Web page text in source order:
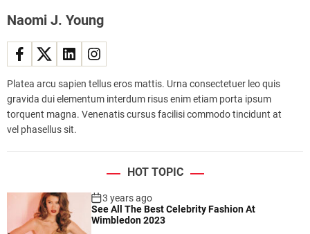
Naomi J. Young
Platea arcu sapien tellus eros mattis. Urna consectetuer leo quis
gravida dui elementum interdum risus enim etiam porta ipsum
torquent magna. Venenatis cursus facilisi commodo tincidunt at
vel phasellus sit.
HOT TOPIC
3 years ago
See All The Best Celebrity Fashion At
Wimbledon 2023